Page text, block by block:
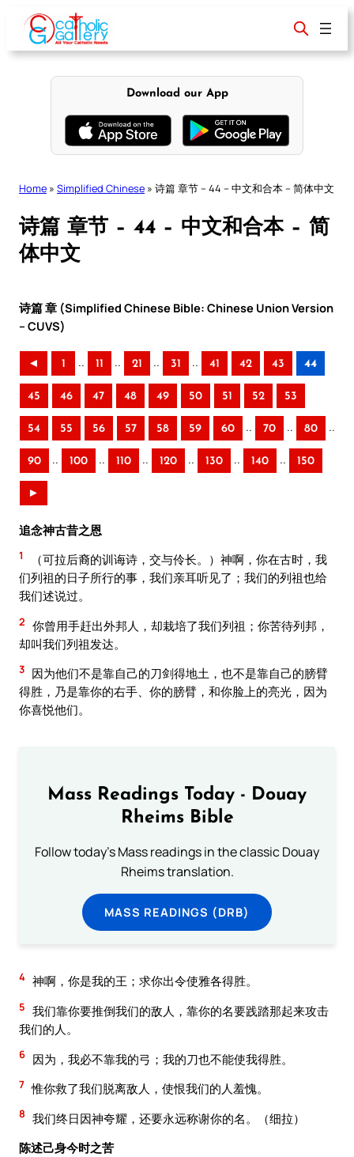
content
Download our App
Home » Simplified Chinese » 诗篇 章节 – 44 – 中文和合本 – 简体中文
诗篇 章节 – 44 – 中文和合本 – 简
体中文
诗篇 章 (Simplified Chinese Bible: Chinese Union Version
– CUVS)
◄ 1 .. 11 .. 21 .. 31 .. 41 42 43 44
45 46 47 48 49 50 51 52 53
54 55 56 57 58 59 60 .. 70 .. 80 ..
90 .. 100 .. 110 .. 120 .. 130 .. 140 .. 150
►
追念神古昔之恩
1
（可拉后裔的训诲诗，交与伶长。）神啊，你在古时，我
们列祖的日子所行的事，我们亲耳听见了；我们的列祖也给
我们述说过。
2 你曾用手赶出外邦人，却栽培了我们列祖；你苦待列邦，
却叫我们列祖发达。
3 因为他们不是靠自己的刀剑得地土，也不是靠自己的膀臂
得胜，乃是靠你的右手、你的膀臂，和你脸上的亮光，因为
你喜悦他们。
Mass Readings Today - Douay
Rheims Bible
Follow today's Mass readings in the classic Douay
Rheims translation.
MASS READINGS (DRB)
4 神啊，你是我的王；求你出令使雅各得胜。
5 我们靠你要推倒我们的敌人，靠你的名要践踏那起来攻击
我们的人。
6 因为，我必不靠我的弓；我的刀也不能使我得胜。
7 惟你救了我们脱离敌人，使恨我们的人羞愧。
8 我们终日因神夸耀，还要永远称谢你的名。（细拉）
陈述己身今时之苦